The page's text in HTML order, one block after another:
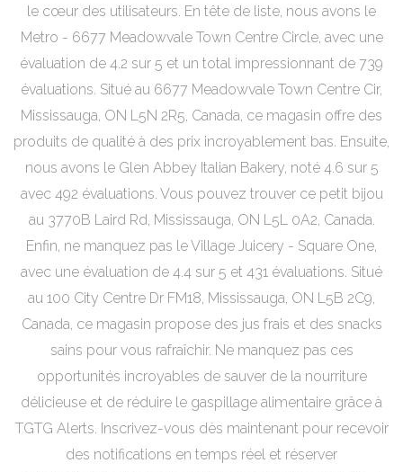
le cœur des utilisateurs. En tête de liste, nous avons le
Metro - 6677 Meadowvale Town Centre Circle, avec une
évaluation de 4.2 sur 5 et un total impressionnant de 739
évaluations. Situé au 6677 Meadowvale Town Centre Cir,
Mississauga, ON L5N 2R5, Canada, ce magasin offre des
produits de qualité à des prix incroyablement bas. Ensuite,
nous avons le Glen Abbey Italian Bakery, noté 4.6 sur 5
avec 492 évaluations. Vous pouvez trouver ce petit bijou
au 3770B Laird Rd, Mississauga, ON L5L 0A2, Canada.
Enfin, ne manquez pas le Village Juicery - Square One,
avec une évaluation de 4.4 sur 5 et 431 évaluations. Situé
au 100 City Centre Dr FM18, Mississauga, ON L5B 2C9,
Canada, ce magasin propose des jus frais et des snacks
sains pour vous rafraîchir. Ne manquez pas ces
opportunités incroyables de sauver de la nourriture
délicieuse et de réduire le gaspillage alimentaire grâce à
TGTG Alerts. Inscrivez-vous dès maintenant pour recevoir
des notifications en temps réel et réserver